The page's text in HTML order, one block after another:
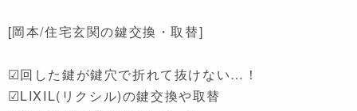
[岡本/住宅玄関の鍵交換・取替]
☑回した鍵が鍵穴で折れて抜けない…！
☑LIXIL(リクシル)の鍵交換や取替